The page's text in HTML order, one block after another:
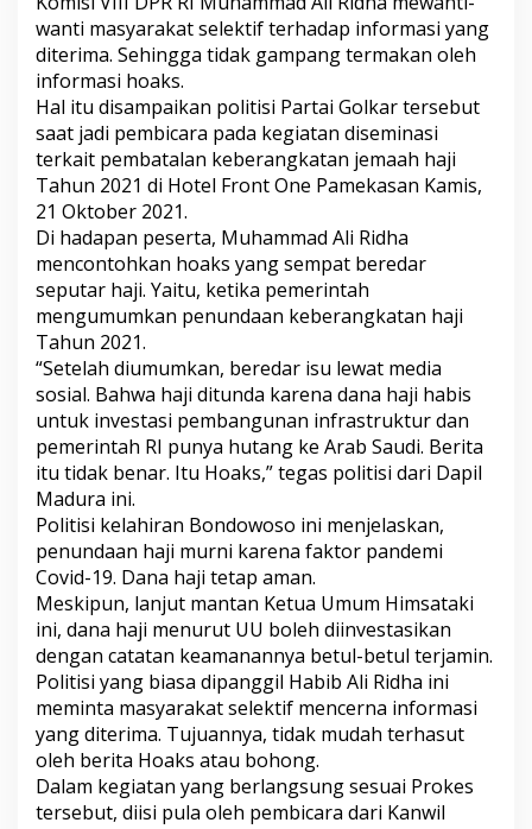
s
y
a
r
a
k
a
t
M
a
d
u
r
a
W
s
p
a
d
a
i
n
f
o
r
m
a
s
i
H
o
a
k
s
wanti masyarakat selektif terhadap informasi yang
diterima. Sehingga tidak gampang termakan oleh
informasi hoaks.
Hal itu disampaikan politisi Partai Golkar tersebut
saat jadi pembicara pada kegiatan diseminasi
terkait pembatalan keberangkatan jemaah haji
Tahun 2021 di Hotel Front One Pamekasan Kamis,
21 Oktober 2021.
Di hadapan peserta, Muhammad Ali Ridha
mencontohkan hoaks yang sempat beredar
seputar haji. Yaitu, ketika pemerintah
mengumumkan penundaan keberangkatan haji
Tahun 2021.
“Setelah diumumkan, beredar isu lewat media
sosial. Bahwa haji ditunda karena dana haji habis
untuk investasi pembangunan infrastruktur dan
pemerintah RI punya hutang ke Arab Saudi. Berita
itu tidak benar. Itu Hoaks,” tegas politisi dari Dapil
Madura ini.
Politisi kelahiran Bondowoso ini menjelaskan,
penundaan haji murni karena faktor pandemi
Covid-19. Dana haji tetap aman.
Meskipun, lanjut mantan Ketua Umum Himsataki
ini, dana haji menurut UU boleh diinvestasikan
dengan catatan keamanannya betul-betul terjamin.
Politisi yang biasa dipanggil Habib Ali Ridha ini
meminta masyarakat selektif mencerna informasi
yang diterima. Tujuannya, tidak mudah terhasut
oleh berita Hoaks atau bohong.
Dalam kegiatan yang berlangsung sesuai Prokes
tersebut, diisi pula oleh pembicara dari Kanwil